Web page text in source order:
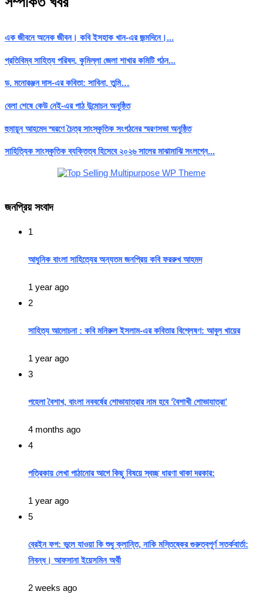
এক জীবনে অনেক জীবন। কবি ইসহাক খান-এর জন্মদিনে।...
প্রতিবিম্ব সাহিত্য পরিষদ, কুমিল্লা জেলা শাখার কমিটি গঠন...
ড. মনোরঞ্জন দাস-এর কবিতা: সাবিনা, তুমি…
বেলা শেষে কেউ নেই-এর পাঠ উন্মোচন অনুষ্ঠিত
হুমায়ূন আহমেদ স্মরণে চৈত্র সাংস্কৃতিক সংগঠনের স্মরণসভা অনুষ্ঠিত
সাহিত্যিক সাংস্কৃতিক ব্যক্তিত্ব হিসেবে ২০২৬ সালের মাঝামাঝি সংলগ্নে...
জনপ্রিয় সংবাদ
1
আধুনিক বাংলা সাহিত্যের অন্যতম জনপ্রিয় কবি ফররুখ আহমদ
1 year ago
2
সাহিত্য আলোচনা : কবি মনিরুল ইসলাম-এর কবিতার বিশ্লেষণ: আবুল খায়ের
1 year ago
3
পহেলা বৈশাখ, বাংলা নববর্ষের শোভাযাত্রার নাম হবে ‘বৈশাখী শোভাযাত্রা’
4 months ago
4
পত্রিকায় লেখা পাঠানোর আগে কিছু বিষয়ে স্বচ্ছ ধারণা থাকা দরকার:
1 year ago
5
ব্রেইন ফগ: ভুলে যাওয়া কি শুধু ক্লান্তি, নাকি মস্তিষ্কের গুরুত্বপূর্ণ সতর্কবার্তা:
নিবন্ধ। আফসানা ইয়েসমিন অর্থী
2 weeks ago